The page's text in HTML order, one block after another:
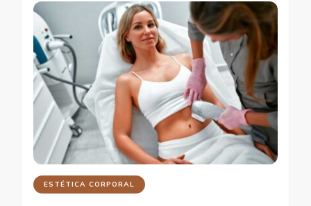
ESTÉTICA CORPORAL